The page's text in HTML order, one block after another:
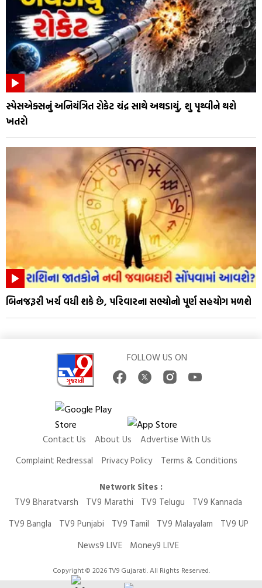
સ્પેસએક્સનું અનિયંત્રિત રોકેટ ચંદ્ર સાથે અથડાયું, શુ પૃથ્વીને થશે
ખતરો
બિનજરૂરી ખર્ચ વધી શકે છે, પરિવારના સભ્યોનો પૂર્ણ સહયોગ મળશે
FOLLOW US ON
Contact Us About Us
Advertise With Us
Complaint Redressal
Privacy Policy
Terms & Conditions
Network Sites :
TV9 Bharatvarsh
TV9 Marathi TV9 Telugu
TV9 Kannada
TV9 Bangla
TV9 Punjabi TV9 Tamil TV9 Malayalam
TV9 UP
News9 LIVE
Money9 LIVE
Copyright © 2026 TV9 Gujarati. All Rights Reserved.